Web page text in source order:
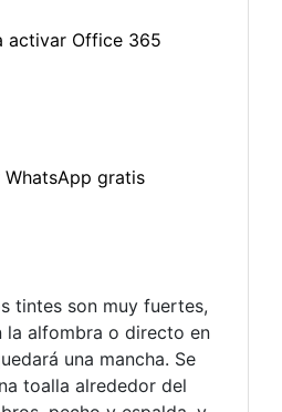
tintes son muy fuertes,
la alfombra o directo en
una mancha. Se
toalla alrededor del